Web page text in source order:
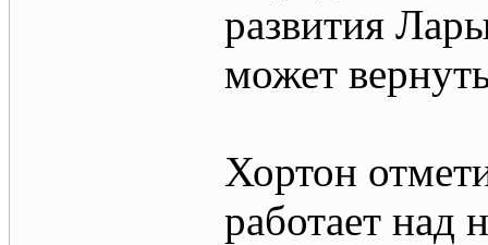
развития
может
Хортон
работает над